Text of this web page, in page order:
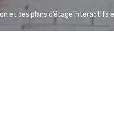
et des plans d’étage interactifs